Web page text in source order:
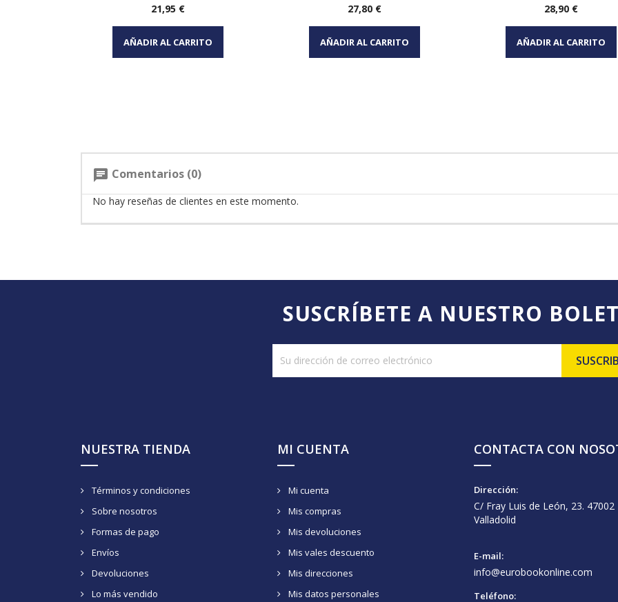
Vista rápida
Precio
21,95 €
AÑADIR AL CARRITO
Vista rápida
Precio
27,80 €
AÑADIR AL CARRITO
Vista rápida
Precio
28,90 €
AÑADIR AL CARRITO
chat Comentarios (0)
No hay reseñas de clientes en este momento.
SUSCRÍBETE A NUESTRO
NUESTRA TIENDA
Términos y condiciones
Sobre nosotros
Formas de pago
Envíos
Devoluciones
Lo más vendido
MI CUENTA
Mi cuenta
Mis compras
Mis devoluciones
Mis vales descuento
Mis direcciones
Mis datos personales
CONTACTA CON
Dirección:
C/ Fray Luis de León, 23. 47002
Valladolid
E-mail:
info@eurobookonline.com
Teléfono: